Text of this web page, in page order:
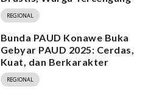
REGIONAL
Bunda PAUD Konawe Buka
Gebyar PAUD 2025: Cerdas,
Kuat, dan Berkarakter
REGIONAL